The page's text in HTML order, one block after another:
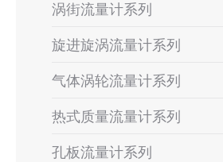
涡街流量计系列
旋进旋涡流量计系列
气体涡轮流量计系列
热式质量流量计系列
孔板流量计系列